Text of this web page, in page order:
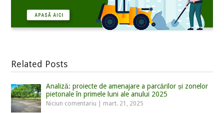
Related Posts
Analiză: proiecte de amenajare a parcărilor și zonelor
pietonale în primele luni ale anului 2025
Niciun comentariu mart. 21, 2025